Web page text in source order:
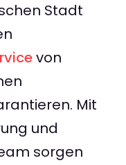
Stadt
von
Mit
und
sorgen